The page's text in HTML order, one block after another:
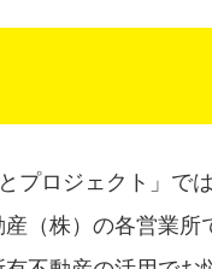
プロジェクト」で
（株）の各営業所